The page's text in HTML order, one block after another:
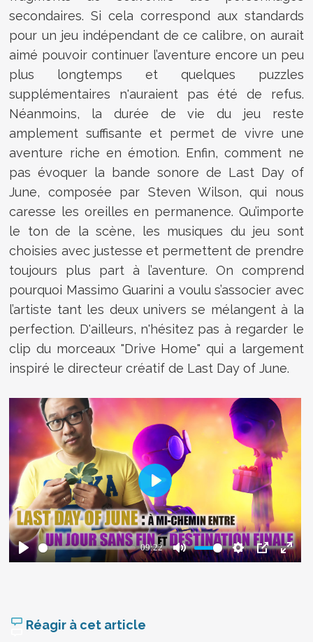
secondaires. Si cela correspond aux standards
pour un jeu indépendant de ce calibre, on aurait
aimé pouvoir continuer l’aventure encore un peu
plus longtemps et quelques puzzles
supplémentaires n'auraient pas été de refus.
Néanmoins, la durée de vie du jeu reste
amplement suffisante et permet de vivre une
aventure riche en émotion. Enfin, comment ne
pas évoquer la bande sonore de Last Day of
June, composée par Steven Wilson, qui nous
caresse les oreilles en permanence. Qu’importe
le ton de la scène, les musiques du jeu sont
choisies avec justesse et permettent de prendre
toujours plus part à l’aventure. On comprend
pourquoi Massimo Guarini a voulu s’associer avec
l’artiste tant les deux univers se mélangent à la
perfection. D'ailleurs, n'hésitez pas à regarder le
clip du morceaux "Drive Home" qui a largement
inspiré le directeur créatif de Last Day of June.
Réagir à cet article